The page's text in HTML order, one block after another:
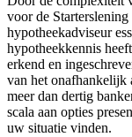
voor de
hypotheekadviseur
hypotheekkennis
erkend en
van het onafhankelijk
meer dan dertig
scala aan opties
uw situatie vinden.